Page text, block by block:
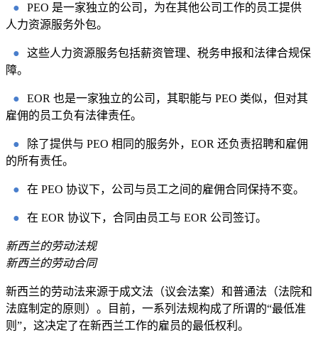
●
PEO 是一家独立的公司，为在其他公司工作的员工提供
人力资源服务外包。
●
这些人力资源服务包括薪资管理、税务申报和法律合规保
障。
●
EOR 也是一家独立的公司，其职能与 PEO 类似，但对其
雇佣的员工负有法律责任。
●
除了提供与 PEO 相同的服务外，EOR 还负责招聘和雇佣
的所有责任。
● 在 PEO 协议下，公司与员工之间的雇佣合同保持不变。
● 在 EOR 协议下，合同由员工与 EOR 公司签订。
新西兰的劳动法规
新西兰的劳动合同
新西兰的劳动法来源于成文法（议会法案）和普通法（法院和
法庭制定的原则）。目前，一系列法规构成了所谓的“最低准
则”，这决定了在新西兰工作的雇员的最低权利。